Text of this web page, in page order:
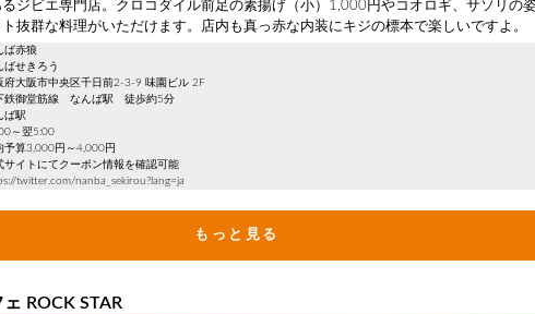
ジビエ専門店。クロコダイル前足の素揚げ（小）1,000円やコオロギ、サソリの
抜群な料理がいただけます。店内も真っ赤な内装にキジの標本で楽しいですよ。
ば赤狼
ばせきろう
大阪市中央区千日前2-3-9 味園ビル 2F
鉄御堂筋線 なんば駅 徒歩約5分
ば駅
～翌5:00
算3,000円～4,000円
サイトにてクーポン情報を確認可能
twitter.com/nanba_sekirou?lang=ja
もっと見る
ROCK STAR